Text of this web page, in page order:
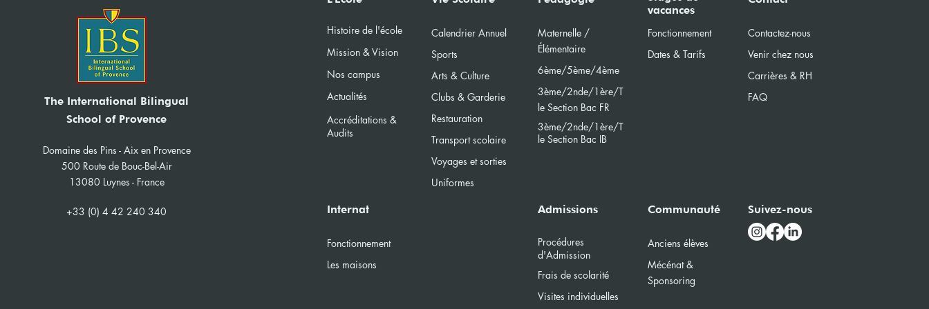
Maternelle
The International Bilingual
School of Provence
Domaine des Pins - Aix en Provence
500 Route de Bouc-Bel-Air
13080 Luynes - France
+33 (0) 4 42 240 340
Histoire de l'école
Mission & Vision
Nos campus
Actualités
Accréditations &
Audits
Calendrier Annuel
Sports
Arts & Culture
Clubs & Garderie
Restauration
Transport scolaire
Voyages et sorties
Uniformes
Maternelle /
Élémentaire
6ème/5ème/4ème
3ème/2nde/1ère/T
le Section Bac FR
3ème/2nde/1ère/T
le Section Bac IB
vacances
Fonctionnement
Dates & Tarifs
Contactez-nous
Venir chez nous
Carrières & RH
FAQ
Internat
Fonctionnement
Les maisons
Admissions
Procédures
d'Admission
Frais de scolarité
Visites individuelles
Communauté
Anciens élèves
Mécénat &
Sponsoring
Suivez-nous